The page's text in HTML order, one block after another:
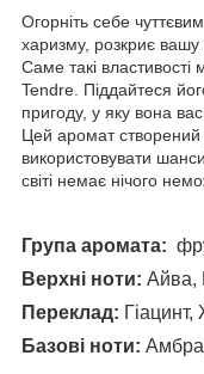
Огорніть себе
харизму, розкриє вашу
Саме такі
Tendre. Піддайтеся
пригоду, у яку вона вас
Цей аромат створений
використовувати
світі немає нічого
Група аромата:
Верхні ноти: Айва,
Переклад:
Базові ноти: